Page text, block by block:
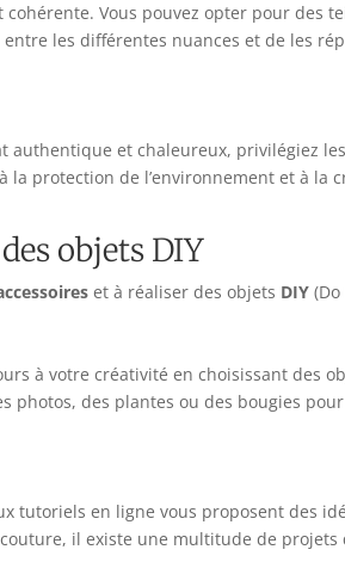
Vous pouvez opter pour des
les différentes nuances et de les
authentique et chaleureux, privilégiez les
protection de l’environnement et à la
objets DIY
et à réaliser des objets DIY(Do
à votre créativité en choisissant des
photos, des plantes ou des bougies
tutoriels en ligne vous proposent des
il existe une multitude de projets